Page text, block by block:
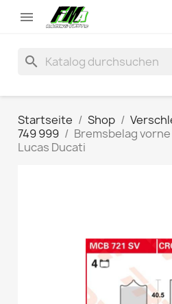

search
Startseite Shop
749 999
Bremsbelag vorne
Lucas Ducati